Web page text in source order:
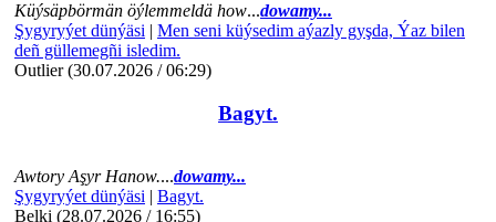
Küýsäpbörmän öýlemmeldä how...dowamy...
Şygyryýet dünýäsi | Men seni küýsedim aýazly gyşda, Ýaz bilen
deñ güllemegñi isledim.
Outlier (30.07.2026 / 06:29)
Bagyt.
Awtory Aşyr Hanow....dowamy...
Şygyryýet dünýäsi | Bagyt.
Belki (28.07.2026 / 16:55)